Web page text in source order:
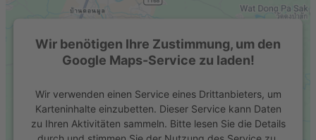
Wir benötigen Ihre Zustimmung, um den
Google Maps-Service zu laden!
Wir verwenden einen Service eines Drittanbieters, um
Karteninhalte einzubetten. Dieser Service kann Daten
zu Ihren Aktivitäten sammeln. Bitte lesen Sie die Details